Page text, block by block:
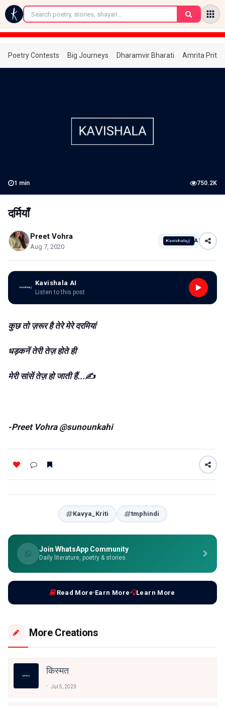
←
Poetry Contests Big Journeys Dharamvir Bharati Amrita
1 min 750.2K
दर्मियाँ
Preet Vohra
Aug 7, 2020
AI
Kavishala AI
Listen to this post
कुछ तो ज़रूर है तेरे मेरे दरमियां
धड़कनें तेरी तेज़ होते ही
मेरी सांसें तेज़ हो जाती हैं...✍️
-Preet Vohra @sunounkahi
Kavya_Kriti tmphindi
Join WhatsApp Community
Daily literature, poetry & stories
Read More Earn More Learn More
More Creations
किस्मत
Jul 5, 2023